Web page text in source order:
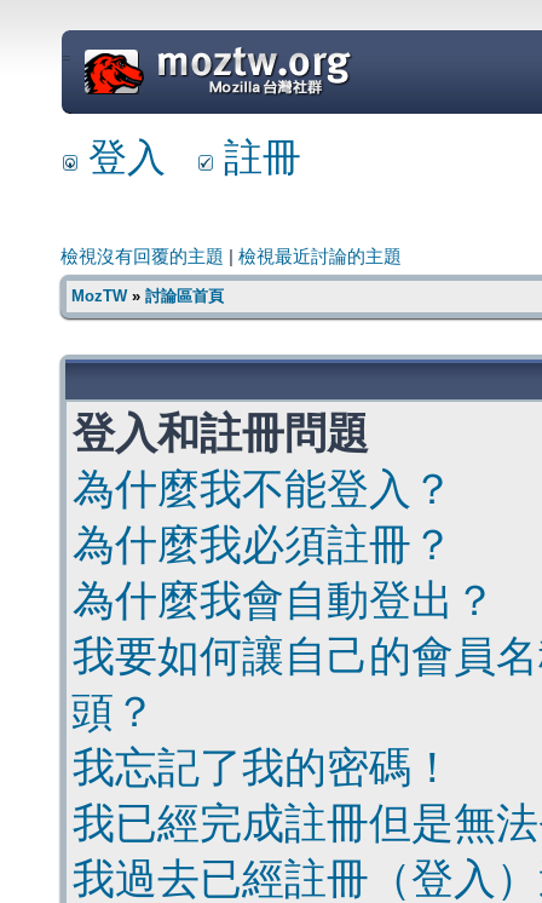
=
登入 註冊
檢視沒有回覆的主題 檢視最近討論的主題
MozTW» 討論區首頁
登入和註冊問題
為什麼我不能登入？
為什麼我必須註冊？
為什麼我會自動登出？
我要如何讓自己的會員
頭？
我忘記了我的密碼！
我已經完成註冊但是無
我過去已經註冊（登入